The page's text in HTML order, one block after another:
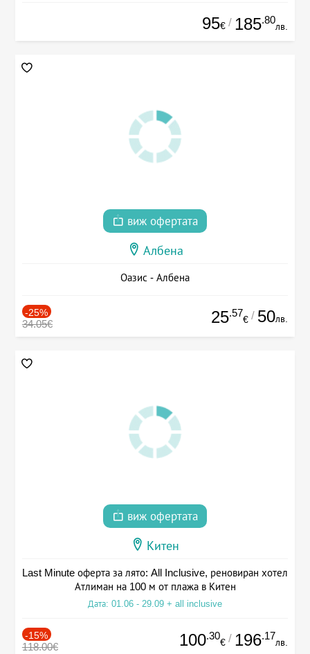
95€ / 185.80
лв.
виж офертата
Албена
Оазис - Албена
-25%
34.05€ 25.57
€ / 50лв.
виж офертата
Китен
Last Minute оферта за лято: All Inclusive, реновиран хотел
Атлиман на 100 м от плажа в Китен
Дата: 01.06 - 29.09 + all inclusive
-15%
118.00€ 100.30
€ / 196.17
лв.